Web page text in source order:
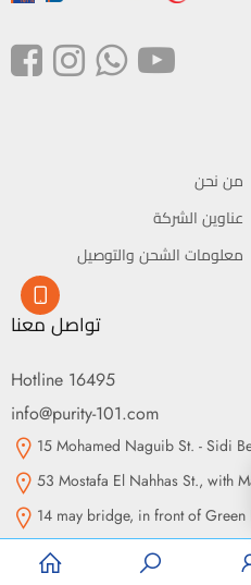
من نحن
عناوين الشركة
معلومات الشحن والتوصيل
تواصل معنا
Hotline 16495
info@purity-101.com
15 Mohamed Naguib St. - Sidi
53 Mostafa El Nahhas St., with
14 may bridge, in front of Green